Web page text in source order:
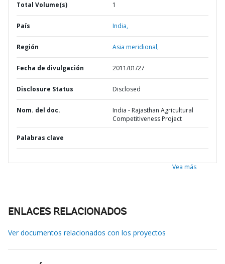
Total Volume(s) 1
País India,
Región Asia meridional,
Fecha de divulgación 2011/01/27
Disclosure Status Disclosed
Nom. del doc.
India - Rajasthan Agricultural
Competitiveness Project
Palabras clave
Vea más
ENLACES RELACIONADOS
Ver documentos relacionados con los proyectos